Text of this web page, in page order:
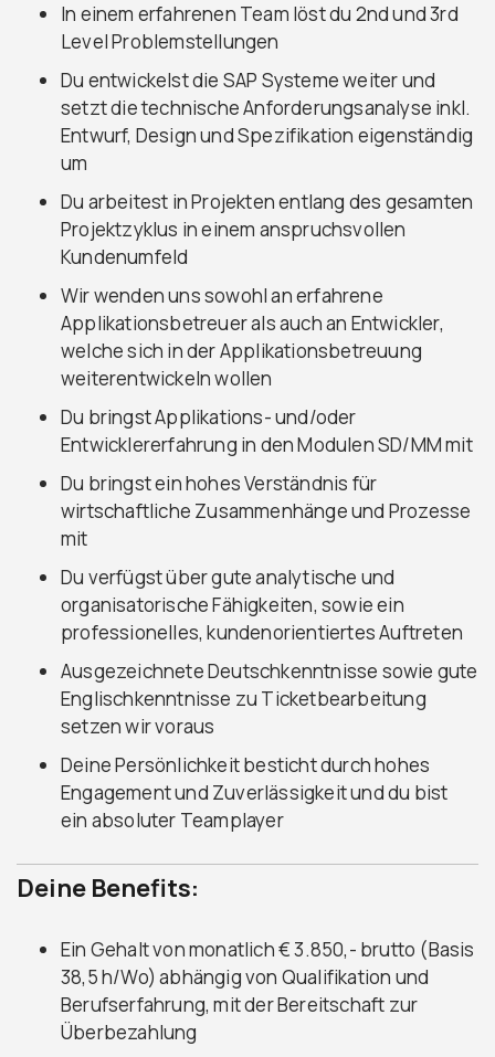
In einem erfahrenen Team löst du 2nd und 3rd
Level Problemstellungen
Du entwickelst die SAP Systeme weiter und
setzt die technische Anforderungsanalyse inkl.
Entwurf, Design und Spezifikation eigenständig
um
Du arbeitest in Projekten entlang des gesamten
Projektzyklus in einem anspruchsvollen
Kundenumfeld
Wir wenden uns sowohl an erfahrene
Applikationsbetreuer als auch an Entwickler,
welche sich in der Applikationsbetreuung
weiterentwickeln wollen
Du bringst Applikations- und/oder
Entwicklererfahrung in den Modulen SD/MM mit
Du bringst ein hohes Verständnis für
wirtschaftliche Zusammenhänge und Prozesse
mit
Du verfügst über gute analytische und
organisatorische Fähigkeiten, sowie ein
professionelles, kundenorientiertes Auftreten
Ausgezeichnete Deutschkenntnisse sowie gute
Englischkenntnisse zu Ticketbearbeitung
setzen wir voraus
Deine Persönlichkeit besticht durch hohes
Engagement und Zuverlässigkeit und du bist
ein absoluter Teamplayer
Deine Benefits:
Ein Gehalt von monatlich € 3.850,- brutto (Basis
38,5 h/Wo) abhängig von Qualifikation und
Berufserfahrung, mit der Bereitschaft zur
Überbezahlung